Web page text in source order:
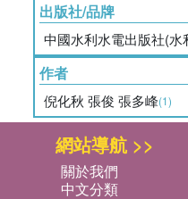
出版社/品牌
中國水利水電出版社(水
作者
倪化秋 張俊 張多峰(1)
網站導航 >>
關於我們
中文分類